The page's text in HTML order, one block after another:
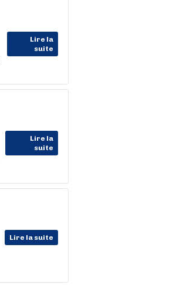
Lire la
suite
Lire la
suite
Lire la suite